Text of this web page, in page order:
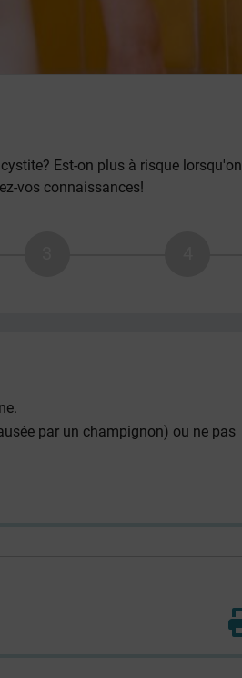
Est-on plus à risque lorsqu'on
vos connaissances!
par un champignon) ou ne pas